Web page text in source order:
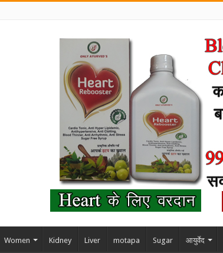
Women Kidney Liver motapa Sugar आयुर्वेद